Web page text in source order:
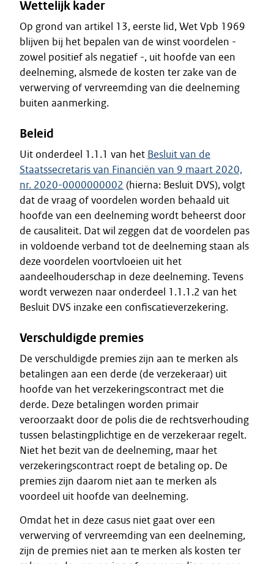
Wettelijk kader
Op grond van artikel 13, eerste lid, Wet Vpb 1969
blijven bij het bepalen van de winst voordelen -
zowel positief als negatief -, uit hoofde van een
deelneming, alsmede de kosten ter zake van de
verwerving of vervreemding van die deelneming
buiten aanmerking.
Beleid
Uit onderdeel 1.1.1 van het Besluit van de
Staatssecretaris van Financiën van 9 maart 2020,
nr. 2020-0000000002 (hierna: Besluit DVS), volgt
dat de vraag of voordelen worden behaald uit
hoofde van een deelneming wordt beheerst door
de causaliteit. Dat wil zeggen dat de voordelen pas
in voldoende verband tot de deelneming staan als
deze voordelen voortvloeien uit het
aandeelhouderschap in deze deelneming. Tevens
wordt verwezen naar onderdeel 1.1.1.2 van het
Besluit DVS inzake een confiscatieverzekering.
Verschuldigde premies
De verschuldigde premies zijn aan te merken als
betalingen aan een derde (de verzekeraar) uit
hoofde van het verzekeringscontract met die
derde. Deze betalingen worden primair
veroorzaakt door de polis die de rechtsverhouding
tussen belastingplichtige en de verzekeraar regelt.
Niet het bezit van de deelneming, maar het
verzekeringscontract roept de betaling op. De
premies zijn daarom niet aan te merken als
voordeel uit hoofde van deelneming.
Omdat het in deze casus niet gaat over een
verwerving of vervreemding van een deelneming,
zijn de premies niet aan te merken als kosten ter